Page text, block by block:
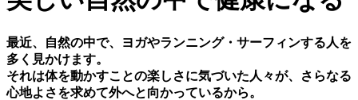
最近、⾃然の中で、ヨガやランニング・サーフィンする⼈を
多く⾒かけます。
それは体を動かすことの楽しさに気づいた⼈々が、さらなる
⼼地よさを求めて外へと向かっているから。